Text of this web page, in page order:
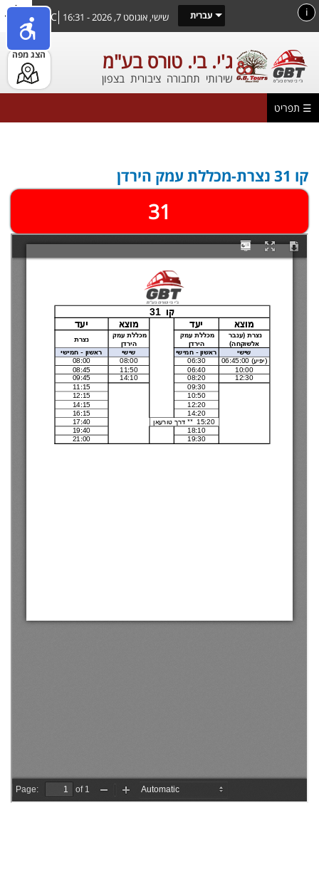
לתוכן
i
30°C שישי, אוגוסט 7, 2026 - 16:31 עברית
הצג מפה ג'י. בי. טורס בע"מ
שירותי תחבורה ציבורית בצפון
☰ תפריט
קו 31 נצרת-מכללת עמק הירדן
31